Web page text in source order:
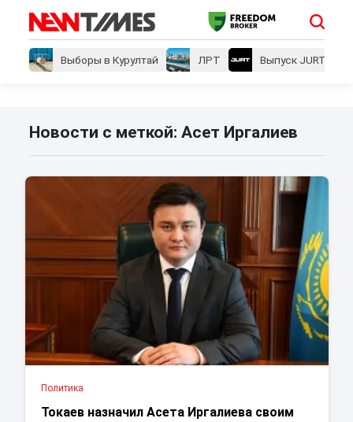
Выборы в Курултай ЛРТ Выпуск JURT
Новости с меткой: Асет Иргалиев
Политика
Токаев назначил Асета Иргалиева своим